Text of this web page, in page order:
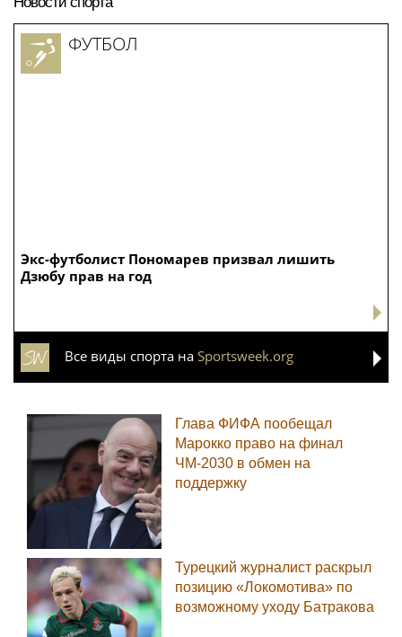
Экс-футболист Пономарев призвал лишить
Дзюбу прав на год
ФУТБОЛ
Все виды спорта на Sportsweek.org
Глава ФИФА пообещал
Марокко право на финал
ЧМ-2030 в обмен на
поддержку
Турецкий журналист раскрыл
позицию «Локомотива» по
возможному уходу Батракова